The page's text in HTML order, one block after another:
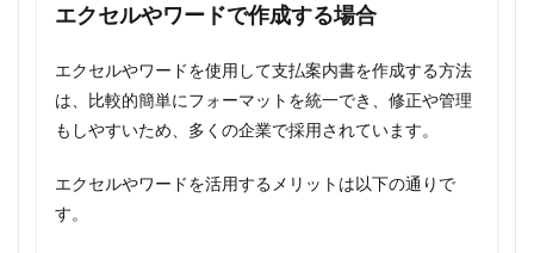
エクセルやワードで作成する場合
エクセルやワードを使用して支払案内書を作成する方法
は、比較的簡単にフォーマットを統一でき、修正や管理
もしやすいため、多くの企業で採用されています。
エクセルやワードを活用するメリットは以下の通りで
す。